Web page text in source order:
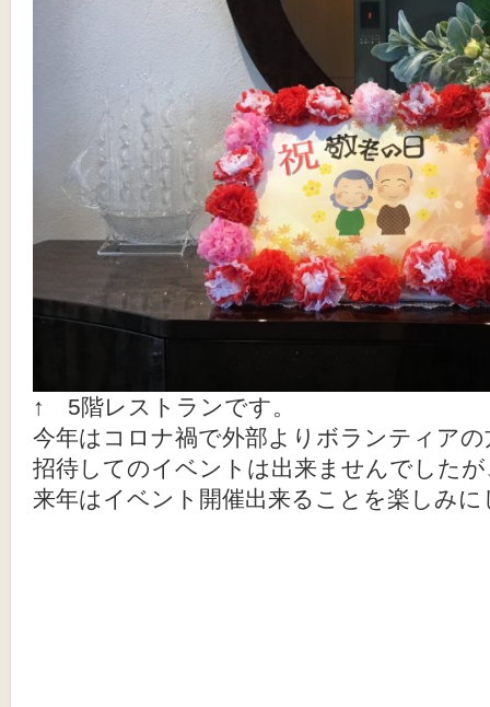
↑ 5階レストランです。
今年はコロナ禍で外部よりボランティアの
招待してのイベントは出来ませんでしたが
来年はイベント開催出来ることを楽しみ